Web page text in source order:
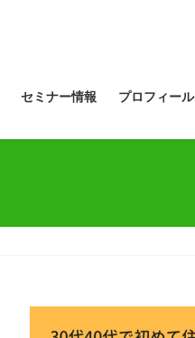
セミナー情報 プロフィール